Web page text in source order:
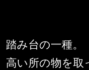
踏み台の一種。
高い所の物を取